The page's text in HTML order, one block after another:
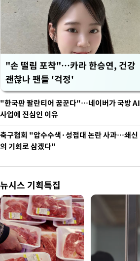
"손 떨림 포착"…카라 한승연, 건강
괜찮나 팬들 '걱정'
"한국판 팔란티어 꿈꾼다"…네이버가 국방 AI
사업에 진심인 이유
축구협회 "압수수색·성접대 논란 사과…쇄신
의 기회로 삼겠다"
뉴시스 기획특집